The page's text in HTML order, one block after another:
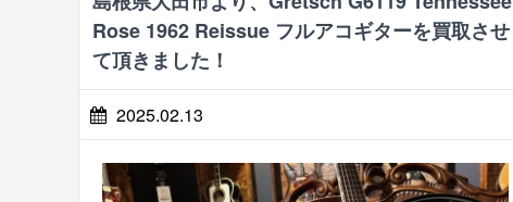
Rose 1962 Reissue フルアコギターを買取させ
て頂きました！
2025.02.13